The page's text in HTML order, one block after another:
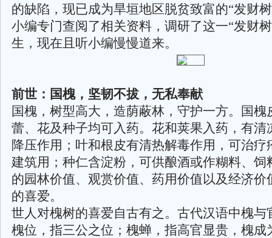
的缺陷，现已成为旱垣地区脱贫致富的“发财
小编专门查阅了相关资料，调研了这一“发财
生，现在且听小编慢慢道来。
前世：国槐，坚韧不拔，无私奉献
国槐，树型高大，造荫蔽林，守护一方。国槐
蕾、花及种子均可入药。花和荚果入药，有清
降压作用；叶和根皮有清热解毒作用，可治疗
建筑用；种仁含淀粉，可供酿酒或作糊料、饲
的园林价值、观赏价值、药用价值以及经济价
的喜爱。
世人对槐树的喜爱自古有之。古代汉语中槐与
槐位，指三公之位；槐蝉，指高官显贵，槐成